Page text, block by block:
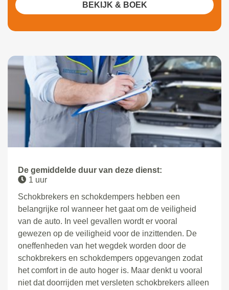
De gemiddelde duur van deze dienst:
1 uur
Schokbrekers en schokdempers hebben een
belangrijke rol wanneer het gaat om de veiligheid
van de auto. In veel gevallen wordt er vooral
gewezen op de veiligheid voor de inzittenden. De
oneffenheden van het wegdek worden door de
schokbrekers en schokdempers opgevangen zodat
het comfort in de auto hoger is. Maar denkt u vooral
niet dat doorrijden met versleten schokbrekers alleen
BEKIJK & BOEK